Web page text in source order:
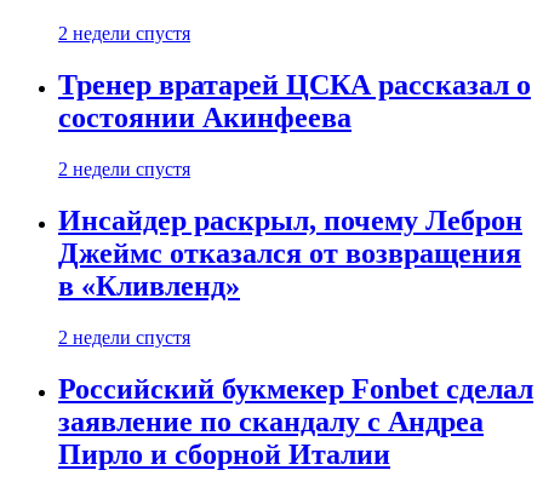
2 недели спустя
Тренер вратарей ЦСКА рассказал о
состоянии Акинфеева
2 недели спустя
Инсайдер раскрыл, почему Леброн
Джеймс отказался от возвращения
в «Кливленд»
2 недели спустя
Российский букмекер Fonbet сделал
заявление по скандалу с Андреа
Пирло и сборной Италии